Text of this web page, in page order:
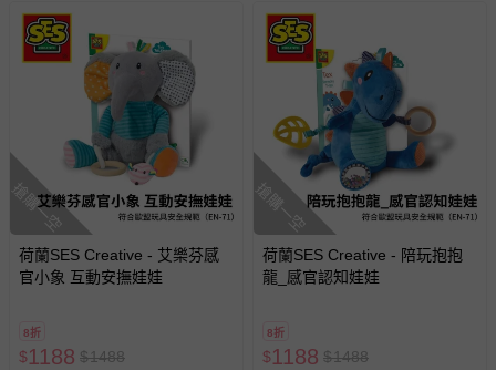
搶購一空
荷蘭SES Creative - 艾樂芬感
官小象 互動安撫娃娃
8折
$1188 $1488
搶購一空
荷蘭SES Creative - 陪玩抱抱
龍_感官認知娃娃
8折
$1188 $1488